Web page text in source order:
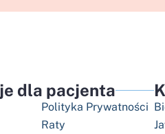
dla pacjenta
Polityka Prywatności
Raty